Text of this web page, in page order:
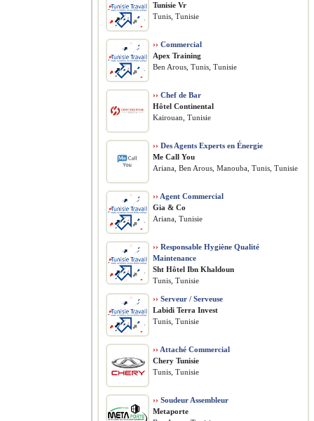
Tunisie Vr
Tunis, Tunisie
›› Commercial
Apex Training
Ben Arous, Tunis, Tunisie
›› Chef de Bar
Hôtel Continental
Kairouan, Tunisie
›› Des Agents Experts en Énergie
Me Call You
Ariana, Ben Arous, Manouba, Tunis, Tunisie
›› Agent Commercial
Gia & Co
Ariana, Tunisie
›› Responsable Hygiène Qualité
Maintenance
Sht Hôtel Ibn Khaldoun
Tunis, Tunisie
›› Serveur / Serveuse
Labidi Terra Invest
Tunis, Tunisie
›› Attaché Commercial
Chery Tunisie
Tunis, Tunisie
›› Soudeur Assembleur
Metaporte